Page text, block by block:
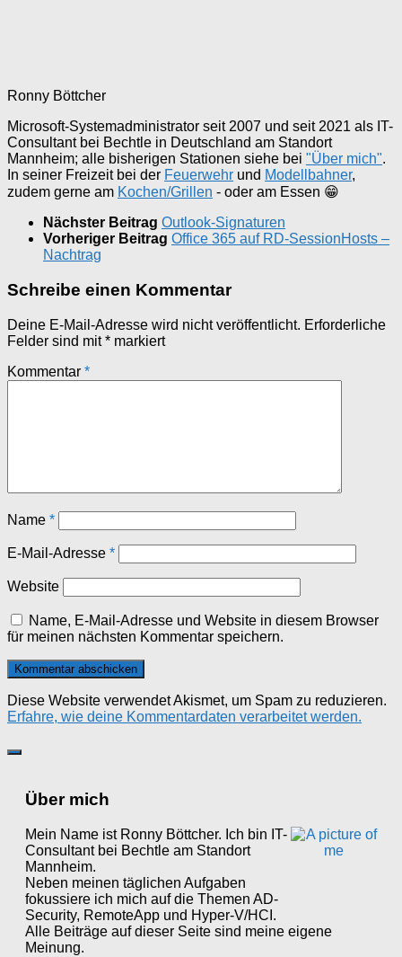
Ronny Böttcher
Microsoft-Systemadministrator seit 2007 und seit 2021 als IT-
Consultant bei Bechtle in Deutschland am Standort
Mannheim; alle bisherigen Stationen siehe bei "Über mich".
In seiner Freizeit bei der Feuerwehr und Modellbahner,
zudem gerne am Kochen/Grillen - oder am Essen 😁
Nächster Beitrag Outlook-Signaturen
Vorheriger Beitrag Office 365 auf RD-SessionHosts –
Nachtrag
Schreibe einen Kommentar
Deine E-Mail-Adresse wird nicht veröffentlicht. Erforderliche
Felder sind mit* markiert
Kommentar *
Name *
E-Mail-Adresse *
Website
Name, E-Mail-Adresse und Website in diesem Browser
für meinen nächsten Kommentar speichern.
Diese Website verwendet Akismet, um Spam zu reduzieren.
Erfahre, wie deine Kommentardaten verarbeitet werden.
Über mich
Mein Name ist Ronny Böttcher. Ich bin IT-
Consultant bei Bechtle am Standort
Mannheim.
Neben meinen täglichen Aufgaben
fokussiere ich mich auf die Themen AD-
Security, RemoteApp und Hyper-V/HCI.
Alle Beiträge auf dieser Seite sind meine eigene
Meinung.